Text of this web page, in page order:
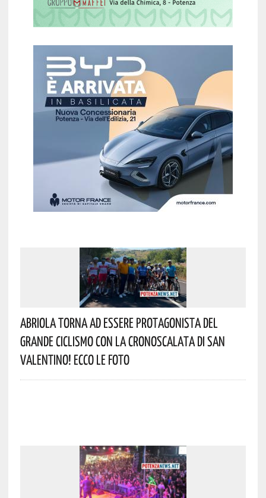
Abriola Torna Ad Essere Protagonista Del
Grande Ciclismo Con La Cronoscalata Di San
Valentino! Ecco Le Foto